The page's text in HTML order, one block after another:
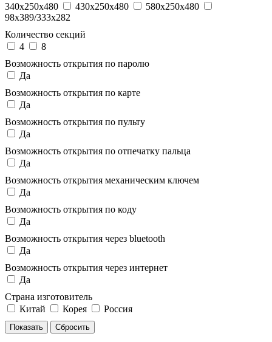
340x250x480
430x250x480
580x250x480
98x389/333x282
Количество секций
4
8
Возможность открытия по паролю
Да
Возможность открытия по карте
Да
Возможность открытия по пульту
Да
Возможность открытия по отпечатку пальца
Да
Возможность открытия механическим ключем
Да
Возможность открытия по коду
Да
Возможность открытия через bluetooth
Да
Возможность открытия через интернет
Да
Страна изготовитель
Китай
Корея Россия